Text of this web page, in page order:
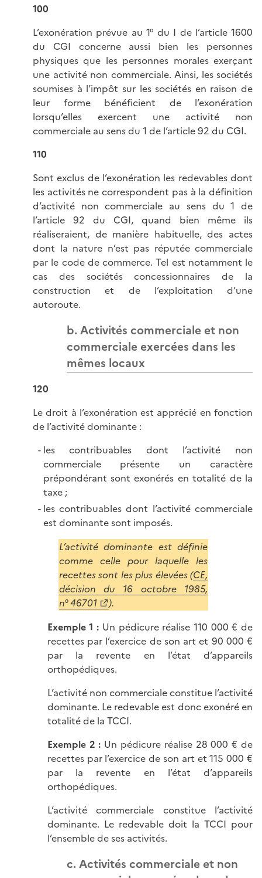
100
L’exonération prévue au 1° du I de l’article 1600
du CGI concerne aussi bien les personnes
physiques que les personnes morales exerçant
une activité non commerciale. Ainsi, les sociétés
soumises à l’impôt sur les sociétés en raison de
leur forme bénéficient de l’exonération
lorsqu’elles exercent une activité non
commerciale au sens du 1 de l’article 92 du CGI.
110
Sont exclus de l’exonération les redevables dont
les activités ne correspondent pas à la définition
d’activité non commerciale au sens du 1 de
l’article 92 du CGI, quand bien même ils
réaliseraient, de manière habituelle, des actes
dont la nature n’est pas réputée commerciale
par le code de commerce. Tel est notamment le
cas des sociétés concessionnaires de la
construction et de l’exploitation d’une
autoroute.
b. Activités commerciale et non
commerciale exercées dans les
mêmes locaux
120
Le droit à l’exonération est apprécié en fonction
de l’activité dominante :
les contribuables dont l’activité non
commerciale présente un caractère
prépondérant sont exonérés en totalité de la
taxe ;
les contribuables dont l’activité commerciale
est dominante sont imposés.
L’activité dominante est définie
comme celle pour laquelle les
recettes sont les plus élevées (CE,
décision du 16 octobre 1985,
n° 46701
).
Exemple 1 : Un pédicure réalise 110 000 € de
recettes par l’exercice de son art et 90 000 €
par la revente en l’état d’appareils
orthopédiques.
L’activité non commerciale constitue l’activité
dominante. Le redevable est donc exonéré en
totalité de la TCCI.
Exemple 2 : Un pédicure réalise 28 000 € de
recettes par l’exercice de son art et 115 000 €
par la revente en l’état d’appareils
orthopédiques.
L’activité commerciale constitue l’activité
dominante. Le redevable doit la TCCI pour
l’ensemble de ses activités.
c. Activités commerciale et non